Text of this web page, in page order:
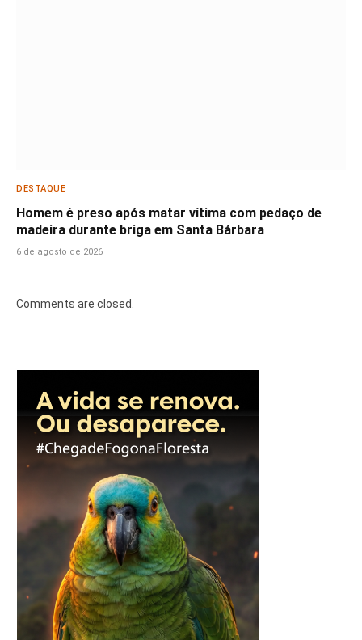
DESTAQUE
Homem é preso após matar vítima com pedaço de
madeira durante briga em Santa Bárbara
6 de agosto de 2026
Comments are closed.